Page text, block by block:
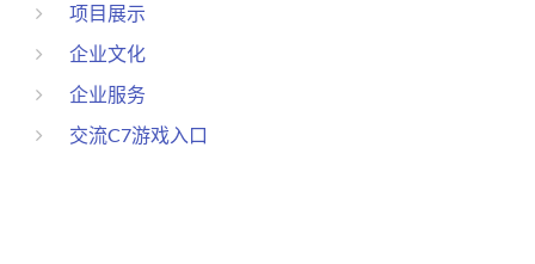
项目展示
企业文化
企业服务
交流C7游戏入口